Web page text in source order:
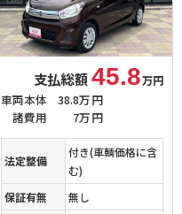
支払総額45.8万円
車両本体
38.8万円
諸費用
7万円
法定整備
付き(車輌価格に含
む)
保証有無
無し